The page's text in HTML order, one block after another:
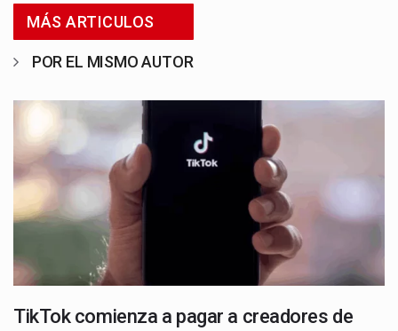
MÁS ARTICULOS
POR EL MISMO AUTOR
TikTok comienza a pagar a creadores de